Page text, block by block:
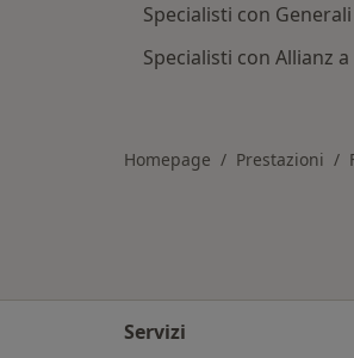
Specialisti con
Specialisti con Allianz
Homepage Prestazioni
Servizi